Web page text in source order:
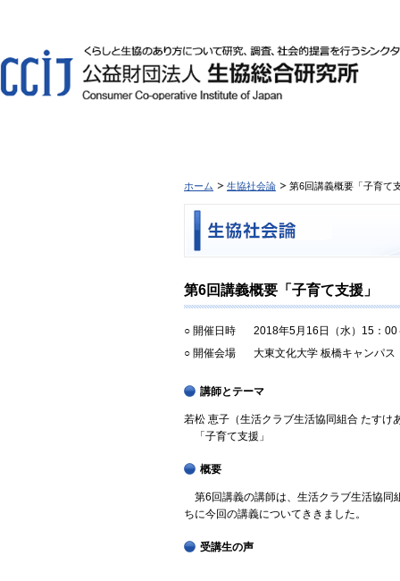
ホーム 生協社会論 第6回講義概要「子育て
第6回講義概要「子育て支援」
○ 開催日時
2018年5月16日（水）15：
○ 開催会場
大東文化大学 板橋キャンパス
講師とテーマ
若松 恵子（生活クラブ生活協同組合 たすけ
「子育て支援」
概要
第6回講義の講師は、生活クラブ生活協同
ちに今回の講義についてききました。
受講生の声